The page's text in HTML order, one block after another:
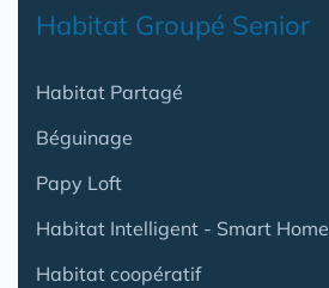
Habitat Groupé Senior
Habitat Partagé
Béguinage
Papy Loft
Habitat Intelligent - Smart Home
Habitat coopératif